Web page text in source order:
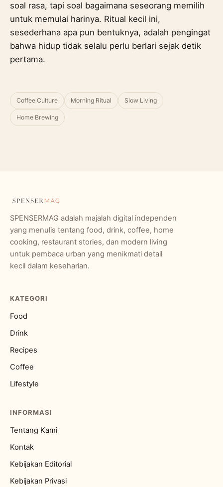
soal rasa, tapi soal bagaimana seseorang memilih
untuk memulai harinya. Ritual kecil ini,
sesederhana apa pun bentuknya, adalah pengingat
bahwa hidup tidak selalu perlu berlari sejak detik
pertama.
Coffee Culture Morning Ritual Slow Living
Home Brewing
SPENSERMAG adalah majalah digital independen
yang menulis tentang food, drink, coffee, home
cooking, restaurant stories, dan modern living
untuk pembaca urban yang menikmati detail
kecil dalam keseharian.
KATEGORI
Food
Drink
Recipes
Coffee
Lifestyle
INFORMASI
Tentang Kami
Kontak
Kebijakan Editorial
Kebijakan Privasi